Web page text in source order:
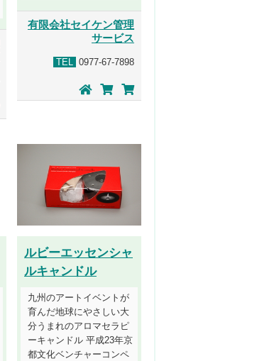
有限会社セイケン管理
サービス
TEL 0977-67-7898
ルビーエッセンシャ
ルキャンドル
九州のアートイベントが
育んだ地球にやさしい大
分うまれのアロマセラピ
ーキャンドル 平成23年京
都文化ベンチャーコンペ